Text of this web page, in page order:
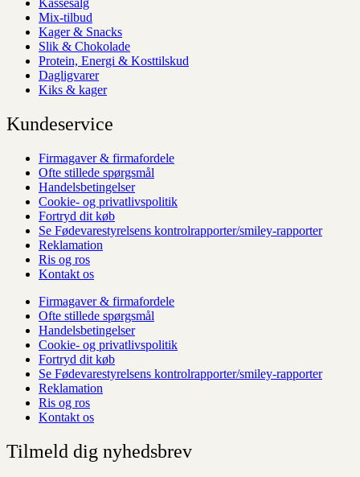
Mix-tilbud
Kager & Snacks
Slik & Chokolade
Protein, Energi & Kosttilskud
Dagligvarer
Kiks & kager
Kundeservice
Firmagaver & firmafordele
Ofte stillede spørgsmål
Handelsbetingelser
Cookie- og privatlivspolitik
Fortryd dit køb
Se Fødevarestyrelsens kontrolrapporter/smiley-rapporter
Reklamation
Ris og ros
Kontakt os
Firmagaver & firmafordele
Ofte stillede spørgsmål
Handelsbetingelser
Cookie- og privatlivspolitik
Fortryd dit køb
Se Fødevarestyrelsens kontrolrapporter/smiley-rapporter
Reklamation
Ris og ros
Kontakt os
Tilmeld dig nyhedsbrev